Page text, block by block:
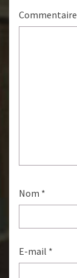
Commentaire
Nom *
E-mail *